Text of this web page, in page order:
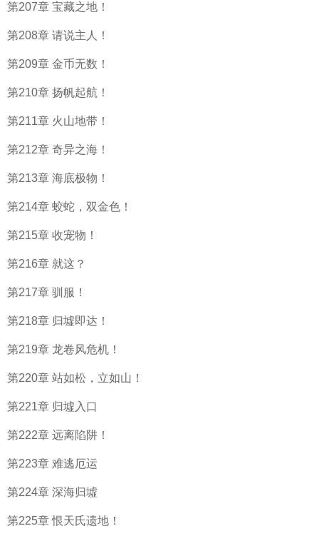
第207章 宝藏之地！
第208章 请说主人！
第209章 金币无数！
第210章 扬帆起航！
第211章 火山地带！
第212章 奇异之海！
第213章 海底极物！
第214章 蛟蛇，双金色！
第215章 收宠物！
第216章 就这？
第217章 驯服！
第218章 归墟即达！
第219章 龙卷风危机！
第220章 站如松，立如山！
第221章 归墟入口
第222章 远离陷阱！
第223章 难逃厄运
第224章 深海归墟
第225章 恨天氏遗地！